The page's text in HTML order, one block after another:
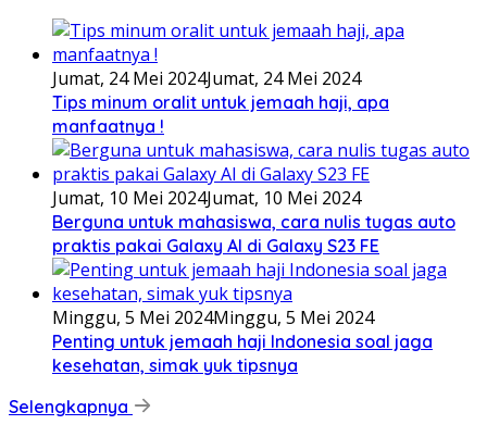
Jumat, 24 Mei 2024Jumat, 24 Mei 2024
Tips minum oralit untuk jemaah haji, apa
manfaatnya !
Jumat, 10 Mei 2024Jumat, 10 Mei 2024
Berguna untuk mahasiswa, cara nulis tugas auto
praktis pakai Galaxy AI di Galaxy S23 FE
Minggu, 5 Mei 2024Minggu, 5 Mei 2024
Penting untuk jemaah haji Indonesia soal jaga
kesehatan, simak yuk tipsnya
Selengkapnya